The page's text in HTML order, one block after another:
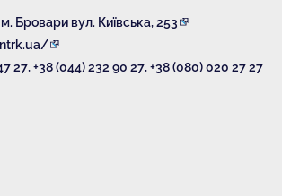
Бровари вул. Київська, 253
27,+38 (044) 232 90 27,+38 (080) 020 27 27